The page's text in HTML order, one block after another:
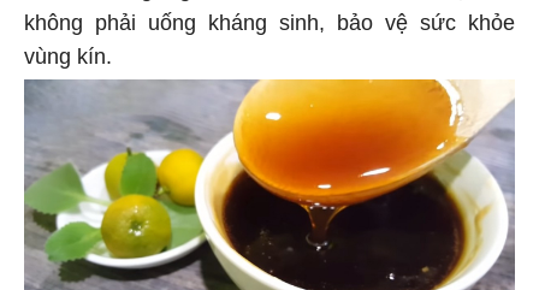
không phải uống kháng sinh, bảo vệ sức khỏe
vùng kín.